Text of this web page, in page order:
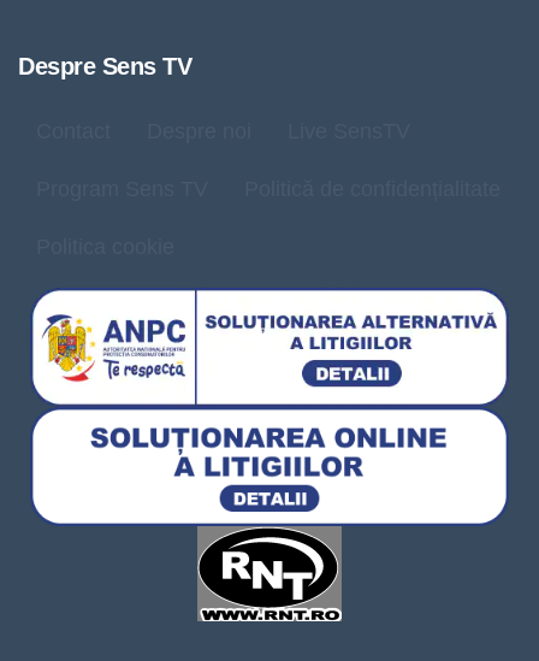
Despre Sens TV